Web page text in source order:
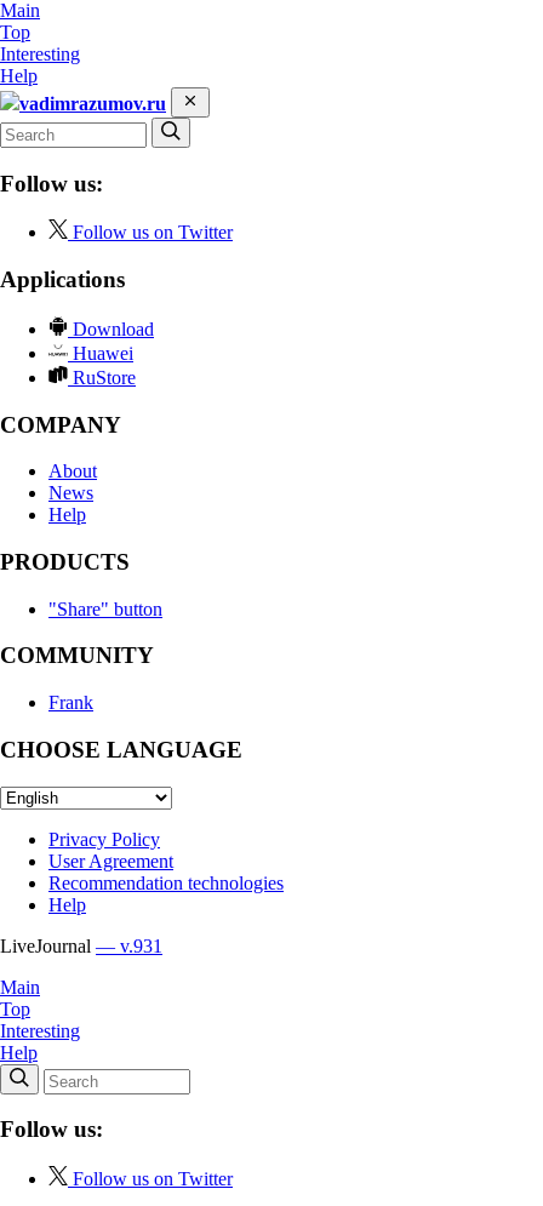
Main
Top
Interesting
Help
vadimrazumov.ru
Follow us:
Follow us on Twitter
Applications
Download
Huawei
RuStore
COMPANY
About
News
Help
PRODUCTS
"Share" button
COMMUNITY
Frank
CHOOSE LANGUAGE
Privacy Policy
User Agreement
Recommendation technologies
Help
LiveJournal — v.931
Main
Top
Interesting
Help
Follow us:
Follow us on Twitter